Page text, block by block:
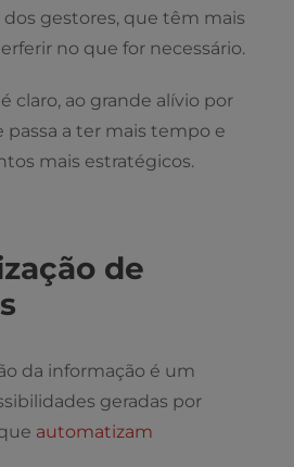
gestores, que têm mais
no que for necessário.
claro, ao grande alívio por
passa a ter mais tempo e
mais estratégicos.
de
da informação é um
geradas por
automatizam